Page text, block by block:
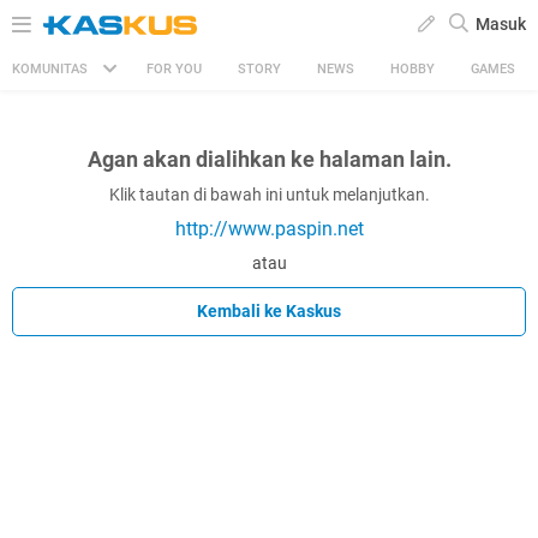
Masuk
KOMUNITAS FOR YOU STORY NEWS HOBBY GAMES
Agan akan dialihkan ke halaman lain.
Klik tautan di bawah ini untuk melanjutkan.
http://www.paspin.net
atau
Kembali ke Kaskus